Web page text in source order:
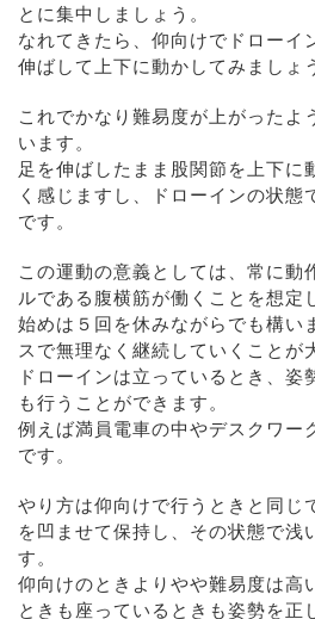
とに集中しましょう。
なれてきたら、仰向けでドローイ
伸ばして上下に動かしてみましょ
これでかなり難易度が上がったよ
います。
足を伸ばしたまま股関節を上下に
く感じますし、ドローインの状態
です。
この運動の意義としては、常に動
ルである腹横筋が働くことを想定
始めは５回を休みながらでも構い
スで無理なく継続していくことが
ドローインは立っているとき、姿
も行うことができます。
例えば満員電車の中やデスクワー
です。
やり方は仰向けで行うときと同じ
を凹ませて保持し、その状態で浅
す。
仰向けのときよりやや難易度は高
ときも座っているときも姿勢を正